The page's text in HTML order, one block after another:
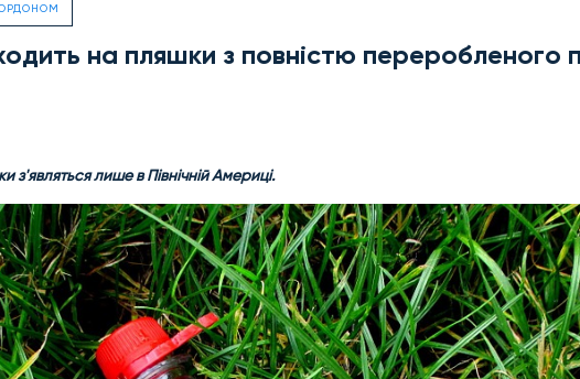
на пляшки з повністю переробленого
лише в Північній Америці.